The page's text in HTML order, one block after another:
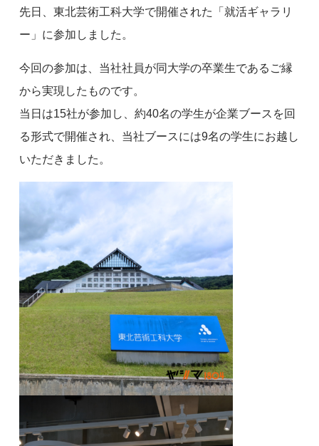
先日、東北芸術工科大学で開催された「就活ギャラリ
ー」に参加しました。
今回の参加は、当社社員が同大学の卒業生であるご縁
から実現したものです。
当日は15社が参加し、約40名の学生が企業ブースを回
る形式で開催され、当社ブースには9名の学生にお越し
いただきました。